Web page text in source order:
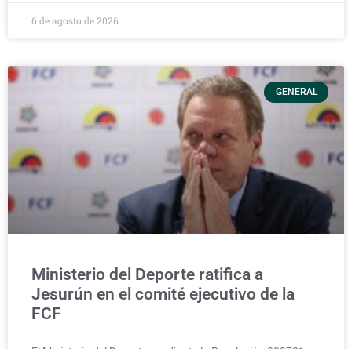
6 de agosto de 2026
GENERAL
Ministerio del Deporte ratifica a
Jesurún en el comité ejecutivo de la
FCF